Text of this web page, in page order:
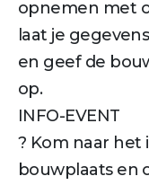
opnemen met
laat je
en geef de
op.
INFO-EVENT
? Kom naar het
bouwplaats en